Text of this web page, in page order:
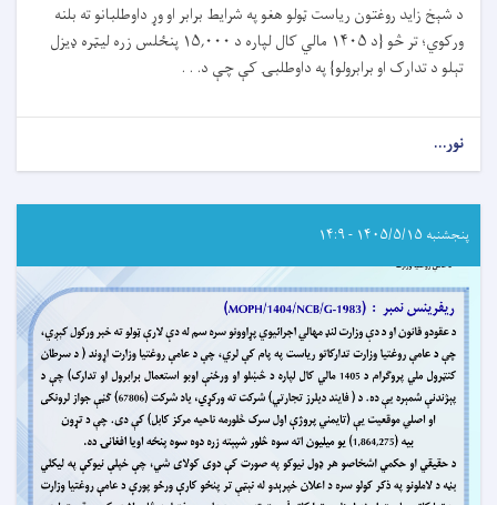
د شېخ زاید روغتون ریاست ټولو هغو په شرایط برابر او وړ داوطلبانو ته بلنه
ورکوي؛ تر څو {د ۱۴۰۵ مالي کال لپاره د ۱۵,۰۰۰ پنځلس زره لیټره ډیزل
تېلو د تدارک او برابرولو} په داوطلبۍ کې چې د. . .
نور...
د
خبرتیا!
پنجشنبه ۱۴۰۵/۵/۱۵ - ۱۴:۹